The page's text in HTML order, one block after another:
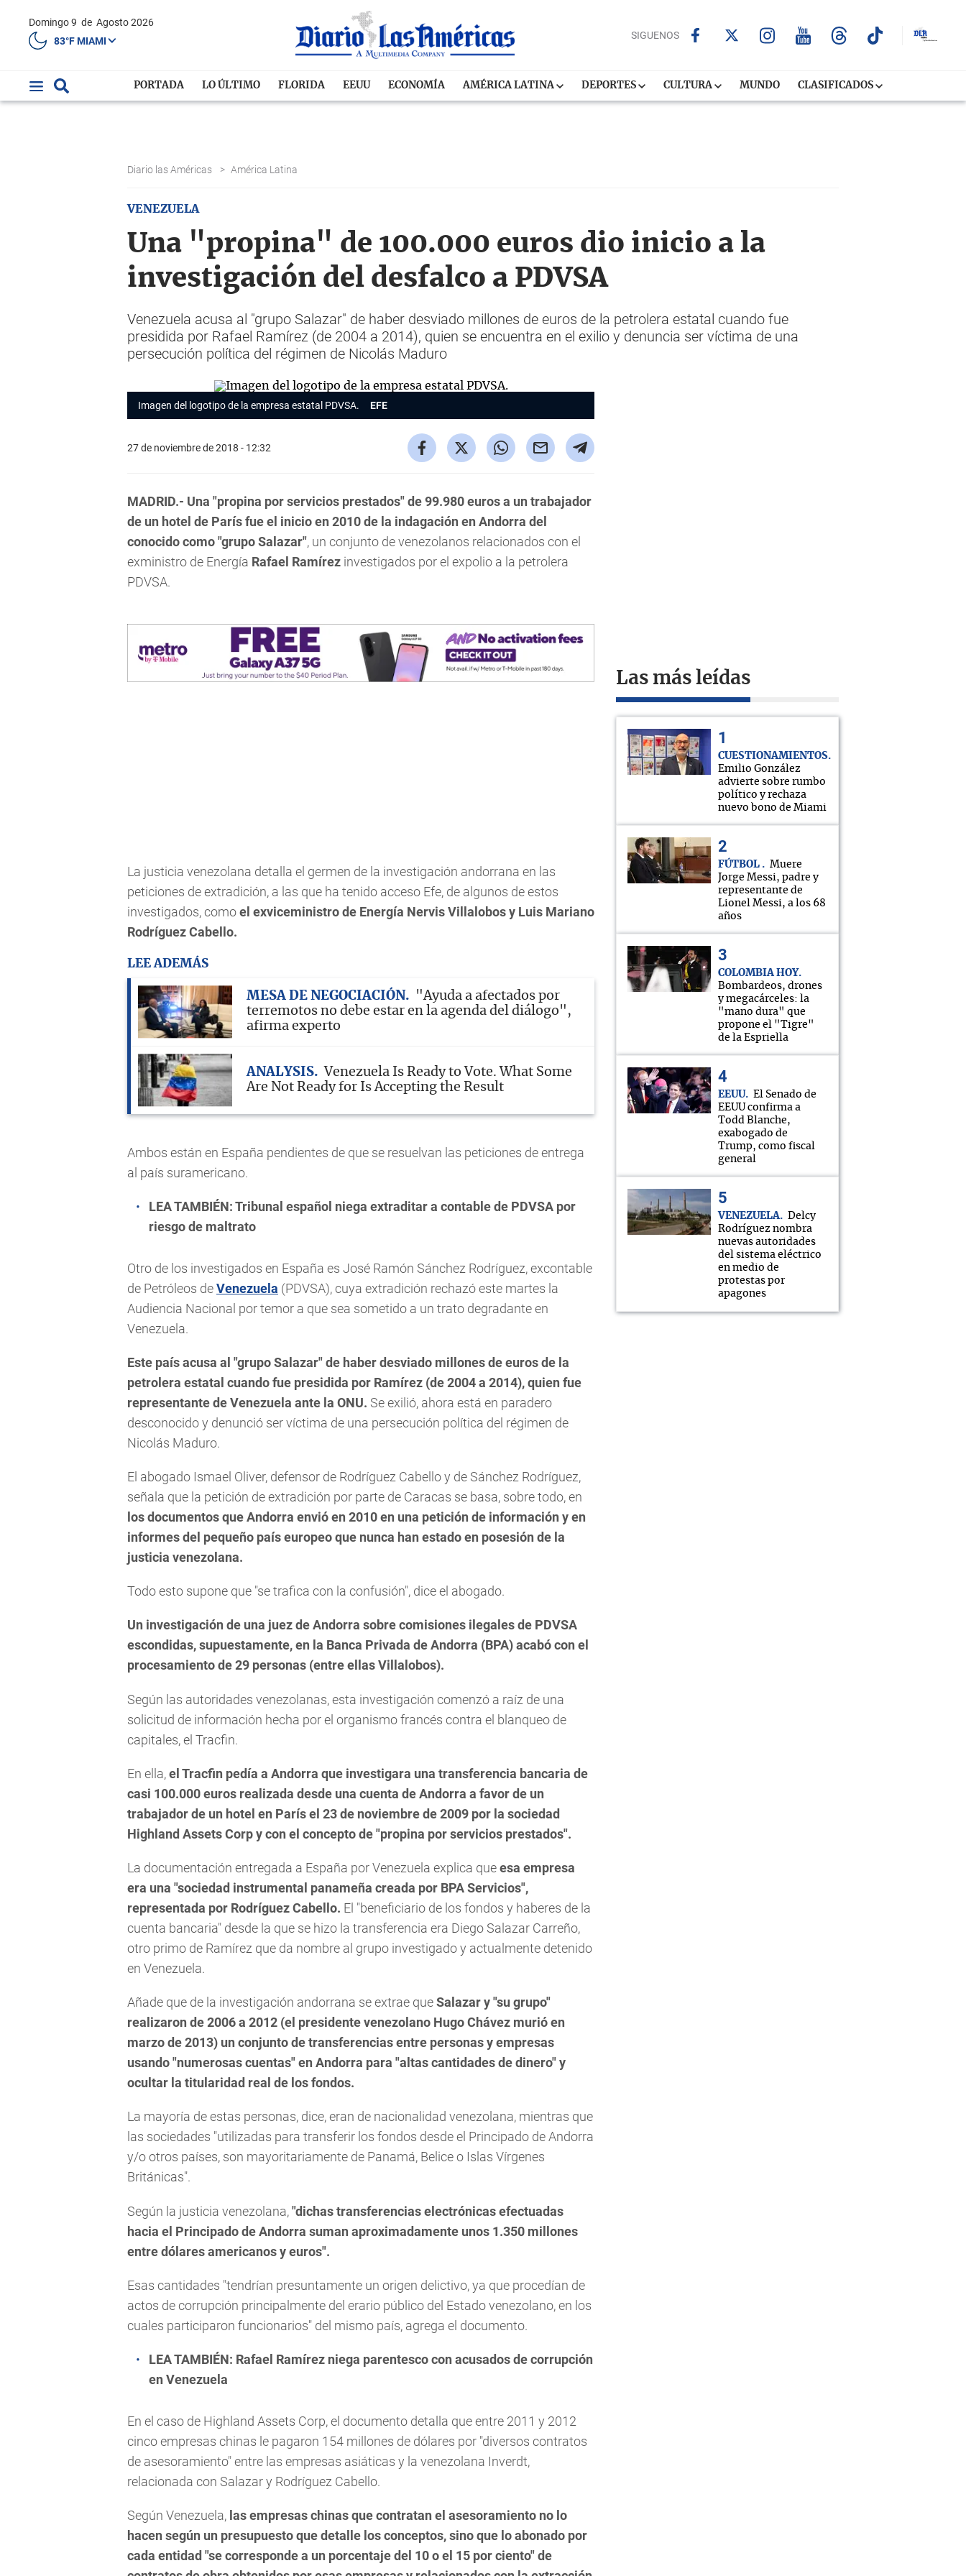
Domingo 9 de Agosto 2026
83°F MIAMI
SIGUENOS
PORTADA LO ÚLTIMO FLORIDA EEUU ECONOMÍA AMÉRICA LATINA DEPORTES CULTURA MUNDO CLASIFICADOS
Diario las Américas > América Latina
VENEZUELA
Una "propina" de 100.000 euros dio inicio a la
investigación del desfalco a PDVSA
Venezuela acusa al "grupo Salazar" de haber desviado millones de euros de la petrolera estatal cuando fue
presidida por Rafael Ramírez (de 2004 a 2014), quien se encuentra en el exilio y denuncia ser víctima de una
persecución política del régimen de Nicolás Maduro
Imagen del logotipo de la empresa estatal PDVSA. EFE
27 de noviembre de 2018 - 12:32
MADRID.- Una "propina por servicios prestados" de 99.980 euros a un trabajador
de un hotel de París fue el inicio en 2010 de la indagación en Andorra del
conocido como "grupo Salazar", un conjunto de venezolanos relacionados con el
exministro de Energía Rafael Ramírez investigados por el expolio a la petrolera
PDVSA.
La justicia venezolana detalla el germen de la investigación andorrana en las
peticiones de extradición, a las que ha tenido acceso Efe, de algunos de estos
investigados, comoel exviceministro de Energía Nervis Villalobos y Luis Mariano
Rodríguez Cabello.
LEE ADEMÁS
MESA DE NEGOCIACIÓN
"Ayuda a afectados por
terremotos no debe estar en la agenda del diálogo",
afirma experto
ANALYSIS
Venezuela Is Ready to Vote. What Some
Are Not Ready for Is Accepting the Result
Ambos están en España pendientes de que se resuelvan las peticiones de entrega
al país suramericano.
LEA TAMBIÉN:Tribunal español niega extraditar a contable de PDVSA por
riesgo de maltrato
Otro de los investigados en España es José Ramón Sánchez Rodríguez, excontable
de Petróleos deVenezuela (PDVSA), cuya extradición rechazó este martes la
Audiencia Nacional por temor a que sea sometido a un trato degradante en
Venezuela.
Este país acusa al "grupo Salazar" de haber desviado millones de euros de la
petrolera estatal cuando fue presidida por Ramírez (de 2004 a 2014), quien fue
representante de Venezuela ante la ONU. Se exilió, ahora está en paradero
desconocido y denunció ser víctima de una persecución política del régimen de
Nicolás Maduro.
El abogado Ismael Oliver, defensor de Rodríguez Cabello y de Sánchez Rodríguez,
señala que la petición de extradición por parte de Caracas se basa, sobre todo, en
los documentos que Andorra envió en 2010 en una petición de información y en
informes del pequeño país europeo que nunca han estado en posesión de la
justicia venezolana.
Todo esto supone que "se trafica con la confusión", dice el abogado.
Un investigación de una juez de Andorra sobre comisiones ilegales de PDVSA
escondidas, supuestamente, en la Banca Privada de Andorra (BPA) acabó con el
procesamiento de 29 personas (entre ellas Villalobos).
Según las autoridades venezolanas, esta investigación comenzó a raíz de una
solicitud de información hecha por el organismo francés contra el blanqueo de
capitales, el Tracfin.
En ella,el Tracfin pedía a Andorra que investigara una transferencia bancaria de
casi 100.000 euros realizada desde una cuenta de Andorra a favor de un
trabajador de un hotel en París el 23 de noviembre de 2009 por la sociedad
Highland Assets Corp y con el concepto de "propina por servicios prestados".
La documentación entregada a España por Venezuela explica queesa empresa
era una "sociedad instrumental panameña creada por BPA Servicios",
representada por Rodríguez Cabello. El "beneficiario de los fondos y haberes de la
cuenta bancaria" desde la que se hizo la transferencia era Diego Salazar Carreño,
otro primo de Ramírez que da nombre al grupo investigado y actualmente detenido
en Venezuela.
Añade que de la investigación andorrana se extrae queSalazar y "su grupo"
realizaron de 2006 a 2012 (el presidente venezolano Hugo Chávez murió en
marzo de 2013) un conjunto de transferencias entre personas y empresas
usando "numerosas cuentas" en Andorra para "altas cantidades de dinero" y
ocultar la titularidad real de los fondos.
La mayoría de estas personas, dice, eran de nacionalidad venezolana, mientras que
las sociedades "utilizadas para transferir los fondos desde el Principado de Andorra
y/o otros países, son mayoritariamente de Panamá, Belice o Islas Vírgenes
Británicas".
Según la justicia venezolana,"dichas transferencias electrónicas efectuadas
hacia el Principado de Andorra suman aproximadamente unos 1.350 millones
entre dólares americanos y euros".
Esas cantidades "tendrían presuntamente un origen delictivo, ya que procedían de
actos de corrupción principalmente del erario público del Estado venezolano, en los
cuales participaron funcionarios" del mismo país, agrega el documento.
LEA TAMBIÉN: Rafael Ramírez niega parentesco con acusados de corrupción
en Venezuela
En el caso de Highland Assets Corp, el documento detalla que entre 2011 y 2012
cinco empresas chinas le pagaron 154 millones de dólares por "diversos contratos
de asesoramiento" entre las empresas asiáticas y la venezolana Inverdt,
relacionada con Salazar y Rodríguez Cabello.
Según Venezuela, las empresas chinas que contratan el asesoramiento no lo
hacen según un presupuesto que detalle los conceptos, sino que lo abonado por
cada entidad "se corresponde a un porcentaje del 10 o el 15 por ciento" de
Las más leídas
CUESTIONAMIENTOS
Emilio González
advierte sobre rumbo
político y rechaza
nuevo bono de Miami
FÚTBOL
Muere
Jorge Messi, padre y
representante de
Lionel Messi, a los 68
años
COLOMBIA HOY
Bombardeos, drones
y megacárceles: la
"mano dura" que
propone el "Tigre"
de la Espriella
EEUU
El Senado de
EEUU confirma a
Todd Blanche,
exabogado de
Trump, como fiscal
general
VENEZUELA
Delcy
Rodríguez nombra
nuevas autoridades
del sistema eléctrico
en medio de
protestas por
apagones